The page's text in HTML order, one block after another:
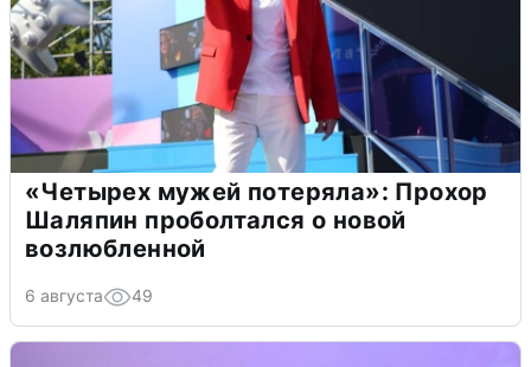
«Четырех мужей потеряла»: Прохор
Шаляпин проболтался о новой
возлюбленной
6 августа 49